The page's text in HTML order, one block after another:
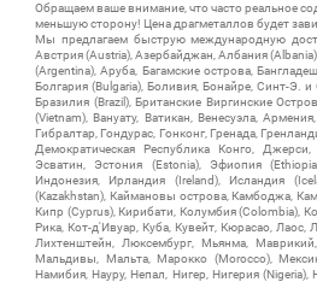
Обращаем ваше внимание, что часто реальное
меньшую сторону! Цена драгметаллов будет
Мы предлагаем быструю международную
Австрия (Austria), Азербайджан, Албания
(Argentina), Аруба, Багамские острова,
Болгария (Bulgaria), Боливия, Бонайре, Синт-Э. и
Бразилия (Brazil), Британские Виргинские
(Vietnam), Вануату, Ватикан, Венесуэла,
Гибралтар, Гондурас, Гонконг, Гренада,
Демократическая Республика Конго,
Эсватин, Эстония (Estonia), Эфиопия
Индонезия, Ирландия (Ireland), Исландия
(Kazakhstan), Каймановы острова, Камбоджа,
Кипр (Cyprus), Кирибати, Колумбия (Colombia),
Рика, Кот-д'Ивуар, Куба, Кувейт, Кюрасао, Лаос,
Лихтенштейн, Люксембург, Мьянма,
Мальдивы, Мальта, Марокко (Morocco),
Намибия, Науру, Непал, Нигер, Нигерия